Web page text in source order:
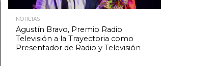
NOTICIAS
Agustín Bravo, Premio Radio
Televisión a la Trayectoria como
Presentador de Radio y Televisión